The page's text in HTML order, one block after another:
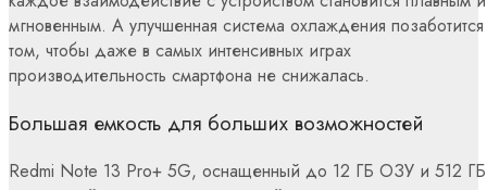
мгновенным. А улучшенная система охлаждения
том, чтобы даже в самых интенсивных играх
производительность смартфона не снижалась.
Большая емкость для больших возможностей
Redmi Note 13 Pro+ 5G, оснащенный до 12 ГБ ОЗУ и 512 ГБ